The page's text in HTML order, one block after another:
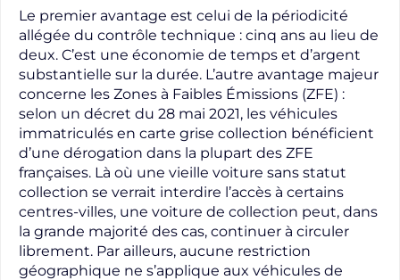
Le premier avantage est celui de la périodicité
allégée du contrôle technique : cinq ans au lieu de
deux. C’est une économie de temps et d’argent
substantielle sur la durée. L’autre avantage majeur
concerne les Zones à Faibles Émissions (ZFE) :
selon un décret du 28 mai 2021, les véhicules
immatriculés en carte grise collection bénéficient
d’une dérogation dans la plupart des ZFE
françaises. Là où une vieille voiture sans statut
collection se verrait interdire l’accès à certains
centres-villes, une voiture de collection peut, dans
la grande majorité des cas, continuer à circuler
librement. Par ailleurs, aucune restriction
géographique ne s’applique aux véhicules de